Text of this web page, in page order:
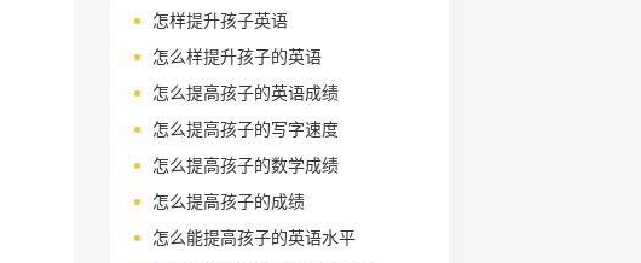
怎样提升孩子英语
怎么样提升孩子的英语
怎么提高孩子的英语成绩
怎么提高孩子的写字速度
怎么提高孩子的数学成绩
怎么提高孩子的成绩
怎么能提高孩子的英语水平